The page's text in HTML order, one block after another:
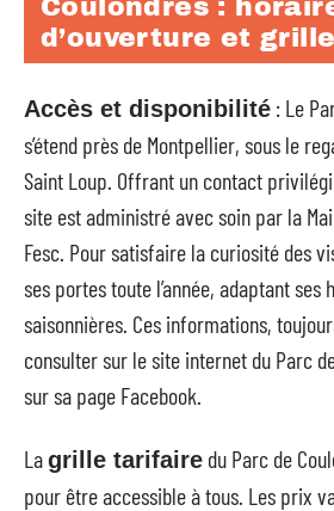
Coulondres :
d’ouverture et
Accès et disponibilité : Le
s’étend près de Montpellier, sous le
Saint Loup. Offrant un contact
site est administré avec soin par la
Fesc. Pour satisfaire la curiosité des
ses portes toute l’année, adaptant
saisonnières. Ces informations,
consulter sur le site internet du Parc
sur sa page Facebook.
Lagrille tarifaire du Parc de
pour être accessible à tous. Les prix